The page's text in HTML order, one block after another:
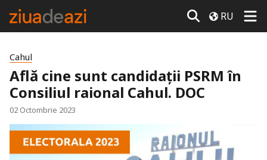
RU
Cahul
Află cine sunt candidații PSRM în
Consiliul raional Cahul. DOC
02 Octombrie 2023